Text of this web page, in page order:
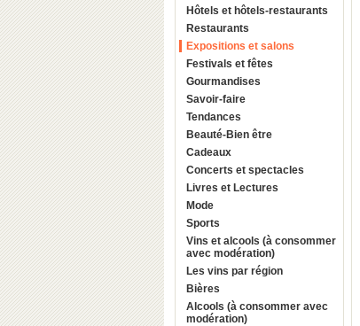
Hôtels et hôtels-restaurants
Restaurants
Expositions et salons
Festivals et fêtes
Gourmandises
Savoir-faire
Tendances
Beauté-Bien être
Cadeaux
Concerts et spectacles
Livres et Lectures
Mode
Sports
Vins et alcools (à consommer
avec modération)
Les vins par région
Bières
Alcools (à consommer avec
modération)